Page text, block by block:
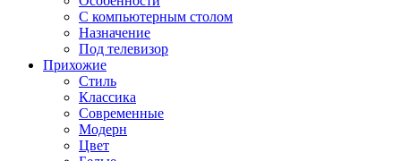
С компьютерным столом
Назначение
Под телевизор
Прихожие
Стиль
Классика
Современные
Модерн
Цвет